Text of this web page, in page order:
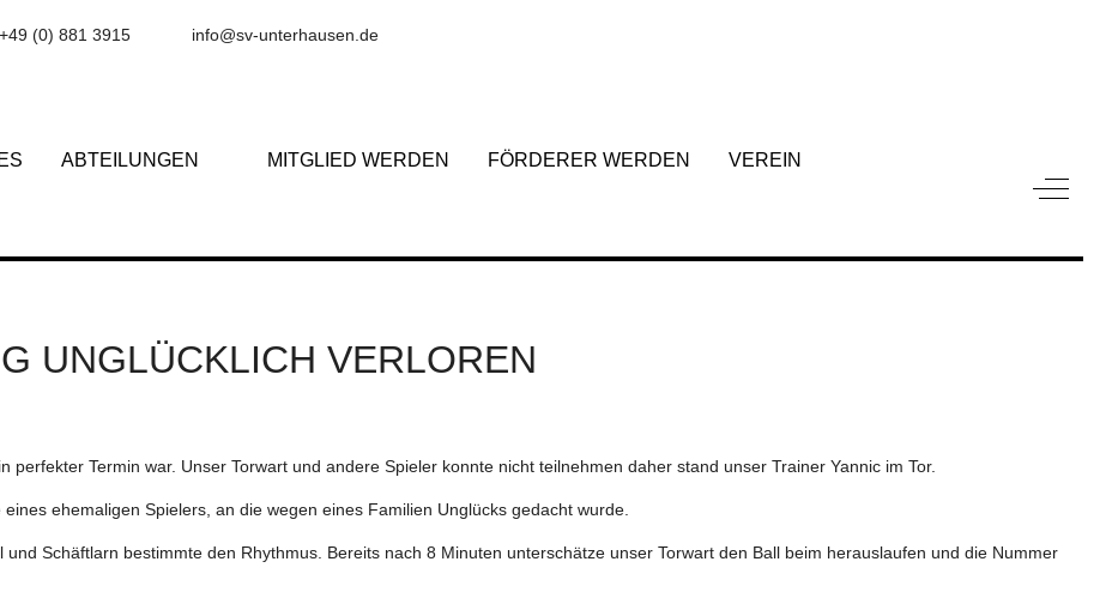
+49 (0) 881 3915 info@sv-unterhausen.de
ABTEILUNGEN MITGLIED WERDEN FÖRDERER WERDEN VEREIN
Off-
UNGLÜCKLICH VERLOREN
perfekter Termin war. Unser Torwart und andere Spieler konnte nicht teilnehmen daher stand unser Trainer Yannic im Tor.
ehemaligen Spielers, an die wegen eines Familien Unglücks gedacht wurde.
Schäftlarn bestimmte den Rhythmus. Bereits nach 8 Minuten unterschätze unser Torwart den Ball beim herauslaufen und die Nummer